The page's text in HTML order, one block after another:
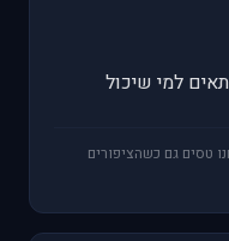
למי שיכול
טסים גם כשהציפורים